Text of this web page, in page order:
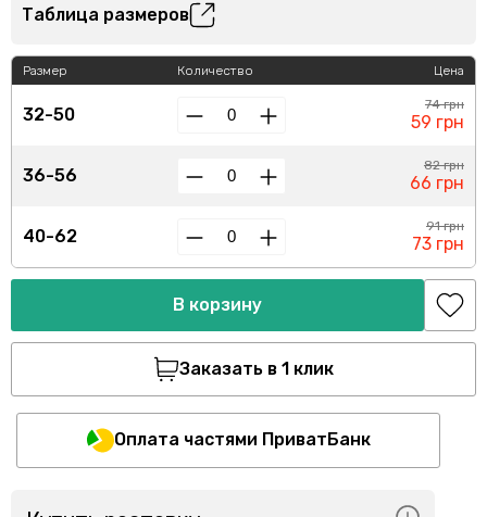
Таблица размеров
Размер
32-50
36-56
40-62
Количество Цена
74 грн
59 грн
82 грн
66 грн
91 грн
73 грн
В корзину
Заказать в 1 клик
Оплата частями ПриватБанк